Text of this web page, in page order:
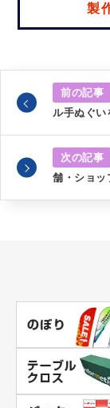
製
前の記事
ル手ぬぐい
次の記事
舗・ショッ